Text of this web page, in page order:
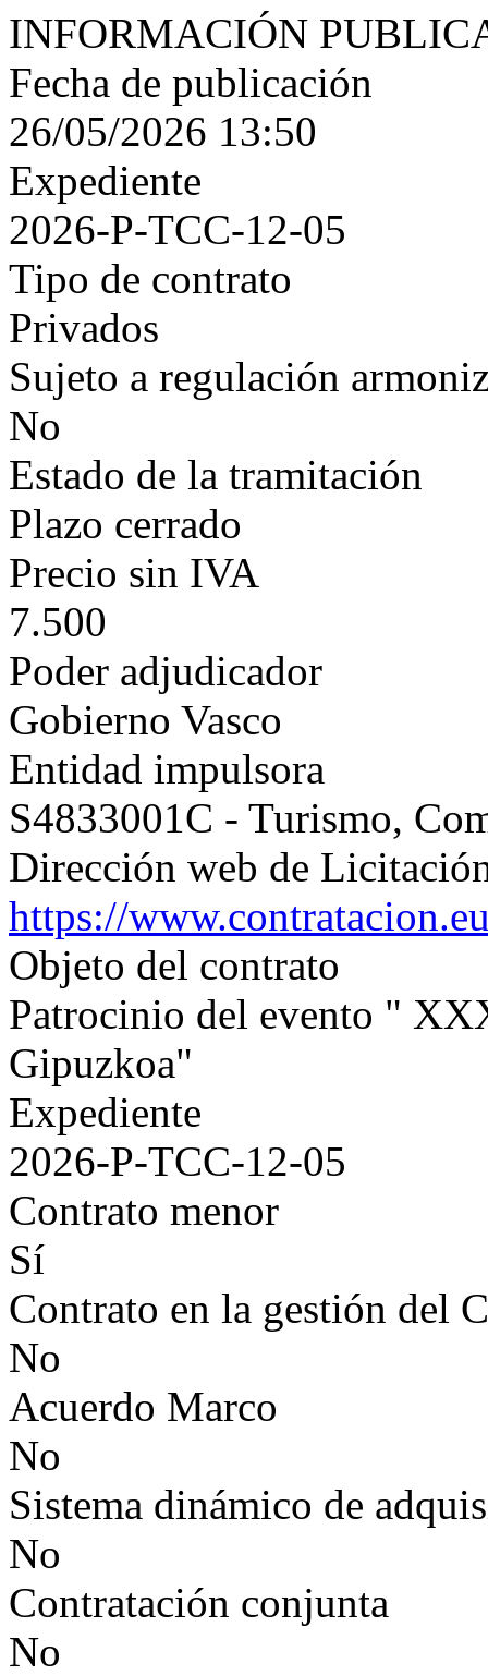
INFORMACIÓN
Fecha de publicación
26/05/2026 13:50
Expediente
2026-P-TCC-12-05
Tipo de contrato
Privados
Sujeto a regulación
No
Estado de la tramitación
Plazo cerrado
Precio sin IVA
7.500
Poder adjudicador
Gobierno Vasco
Entidad impulsora
S4833001C - Turismo,
Dirección web de
https://
Objeto del contrato
Patrocinio del evento "
Gipuzkoa"
Expediente
2026-P-TCC-12-05
Contrato menor
Sí
Contrato en la gestión del
No
Acuerdo Marco
No
Sistema dinámico de
No
Contratación conjunta
No